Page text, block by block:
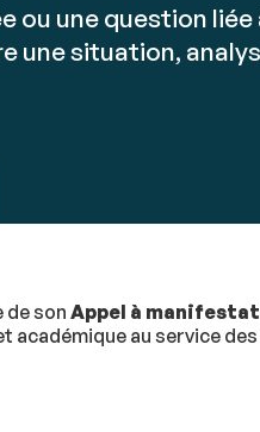
ou une question
une situation,
de son Appel à
académique au service